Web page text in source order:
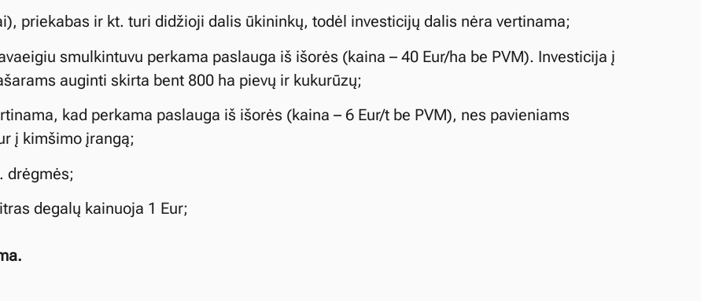
priekabas ir kt. turi didžioji dalis ūkininkų, todėl investicijų dalis nėra vertinama;
smulkintuvu perkama paslauga iš išorės (kaina – 40 Eur/ha be PVM). Investicija į
auginti skirta bent 800 ha pievų ir kukurūzų;
kad perkama paslauga iš išorės (kaina – 6 Eur/t be PVM), nes pavieniams
į kimšimo įrangą;
drėgmės;
degalų kainuoja 1 Eur;